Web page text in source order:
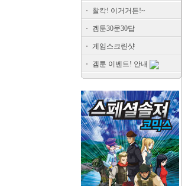
찰칵! 이거거든!~
겜툰30문30답
게임스크린샷
겜툰 이벤트! 안내